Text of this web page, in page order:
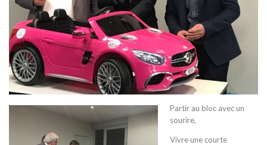
Partir au bloc avec un
sourire,
Vivre une courte